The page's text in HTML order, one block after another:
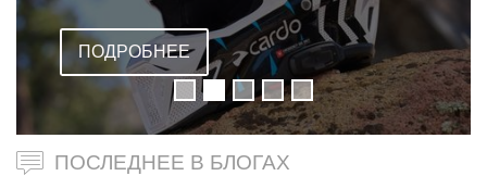
ВСТРОЕННОЙ ГАРНИТУРОЙ
ПОДРОБНЕЕ
ПОСЛЕДНЕЕ В БЛОГАХ